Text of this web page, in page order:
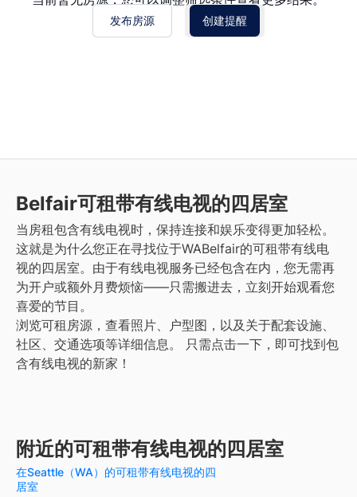
发布房源 创建提醒
Belfair可租带有线电视的四居室
当房租包含有线电视时，保持连接和娱乐变得更加轻松。
这就是为什么您正在寻找位于WABelfair的可租带有线电
视的四居室。由于有线电视服务已经包含在内，您无需再
为开户或额外月费烦恼——只需搬进去，立刻开始观看您
喜爱的节目。
浏览可租房源，查看照片、户型图，以及关于配套设施、
社区、交通选项等详细信息。
只需点击一下，即可找到包
含有线电视的新家！
附近的可租带有线电视的四居室
在Seattle（WA）的可租带有线电视的四
居室